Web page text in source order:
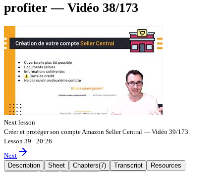
profiter — Vidéo 38/173
Next lesson
Créer et protéger son compte Amazon Seller Central — Vidéo 39/173
Lesson 39 · 20:26
Next
Description
Sheet Chapters(7) Transcript
Resources